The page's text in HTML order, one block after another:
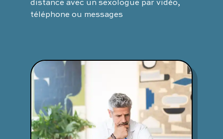
téléphone ou messages